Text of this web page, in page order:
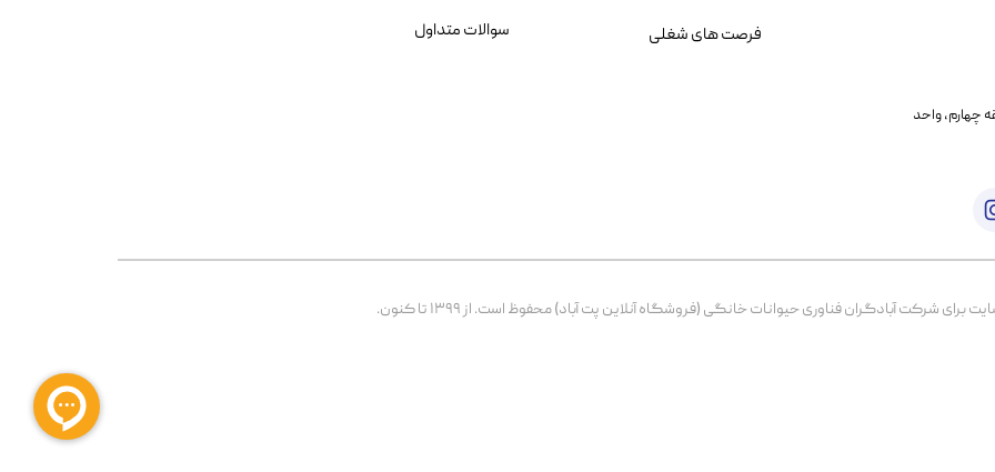
خیابان بنی هاشم پلاک ۲۰۲ ، طبقه چهارم، واحد
شرکت آبادگران فناوری حیوانات خانگی (فروشگاه آنلاین پت آباد) محفوظ است. از ۱۳۹۹ تا کنون.
سوالات متداول فرصت های شغلی